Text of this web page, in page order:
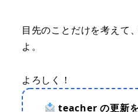
目先のことだけを考えて
よ。
よろしく！
teacher の更新